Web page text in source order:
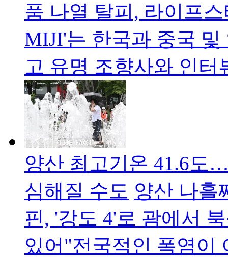
품 나열 탈피, 라이프
MIJI'는 한국과 중국
고 유명 조향사와 인터
양산 최고기온 41.6도
심해질 수도 양산 나흘
핀, '강도 4'로 괌에서
있어"전국적인 폭염이